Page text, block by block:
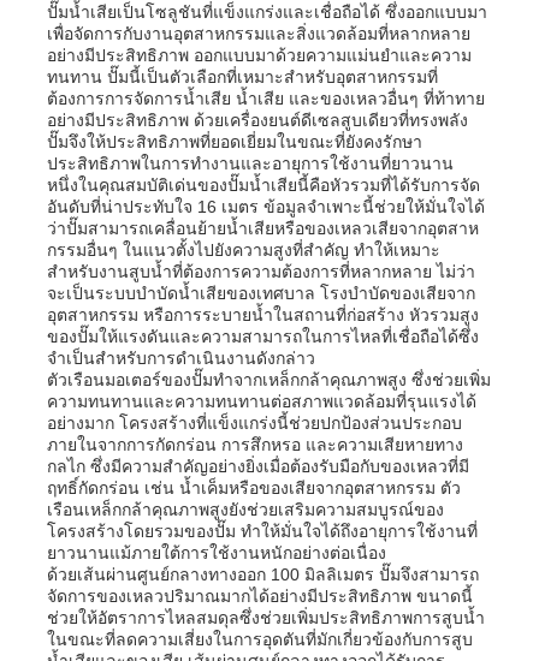
บ้าน
ผลิตภัณฑ์
วิดีโอ
ปั๊มน้ำเสียเป็นโซลูชันที่แข็งแกร่งและเชื่อถือได้ ซึ่งออกแบบมา
เพื่อจัดการกับงานอุตสาหกรรมและสิ่งแวดล้อมที่หลากหลาย
อย่างมีประสิทธิภาพ ออกแบบมาด้วยความแม่นยำและความ
ทนทาน ปั๊มนี้เป็นตัวเลือกที่เหมาะสำหรับอุตสาหกรรมที่
ต้องการการจัดการน้ำเสีย น้ำเสีย และของเหลวอื่นๆ ที่ท้าทาย
อย่างมีประสิทธิภาพ ด้วยเครื่องยนต์ดีเซลสูบเดียวที่ทรงพลัง
ปั๊มจึงให้ประสิทธิภาพที่ยอดเยี่ยมในขณะที่ยังคงรักษา
ประสิทธิภาพในการทำงานและอายุการใช้งานที่ยาวนาน
หนึ่งในคุณสมบัติเด่นของปั๊มน้ำเสียนี้คือหัวรวมที่ได้รับการจัด
อันดับที่น่าประทับใจ 16 เมตร ข้อมูลจำเพาะนี้ช่วยให้มั่นใจได้
ว่าปั๊มสามารถเคลื่อนย้ายน้ำเสียหรือของเหลวเสียจากอุตสาห
กรรมอื่นๆ ในแนวตั้งไปยังความสูงที่สำคัญ ทำให้เหมาะ
สำหรับงานสูบน้ำที่ต้องการความต้องการที่หลากหลาย ไม่ว่า
จะเป็นระบบบำบัดน้ำเสียของเทศบาล โรงบำบัดของเสียจาก
อุตสาหกรรม หรือการระบายน้ำในสถานที่ก่อสร้าง หัวรวมสูง
ของปั๊มให้แรงดันและความสามารถในการไหลที่เชื่อถือได้ซึ่ง
จำเป็นสำหรับการดำเนินงานดังกล่าว
ตัวเรือนมอเตอร์ของปั๊มทำจากเหล็กกล้าคุณภาพสูง ซึ่งช่วยเพิ่ม
ความทนทานและความทนทานต่อสภาพแวดล้อมที่รุนแรงได้
อย่างมาก โครงสร้างที่แข็งแกร่งนี้ช่วยปกป้องส่วนประกอบ
ภายในจากการกัดกร่อน การสึกหรอ และความเสียหายทาง
กลไก ซึ่งมีความสำคัญอย่างยิ่งเมื่อต้องรับมือกับของเหลวที่มี
ฤทธิ์กัดกร่อน เช่น น้ำเค็มหรือของเสียจากอุตสาหกรรม ตัว
เรือนเหล็กกล้าคุณภาพสูงยังช่วยเสริมความสมบูรณ์ของ
โครงสร้างโดยรวมของปั๊ม ทำให้มั่นใจได้ถึงอายุการใช้งานที่
ยาวนานแม้ภายใต้การใช้งานหนักอย่างต่อเนื่อง
ด้วยเส้นผ่านศูนย์กลางทางออก 100 มิลลิเมตร ปั๊มจึงสามารถ
จัดการของเหลวปริมาณมากได้อย่างมีประสิทธิภาพ ขนาดนี้
ช่วยให้อัตราการไหลสมดุลซึ่งช่วยเพิ่มประสิทธิภาพการสูบน้ำ
ในขณะที่ลดความเสี่ยงในการอุดตันที่มักเกี่ยวข้องกับการสูบ